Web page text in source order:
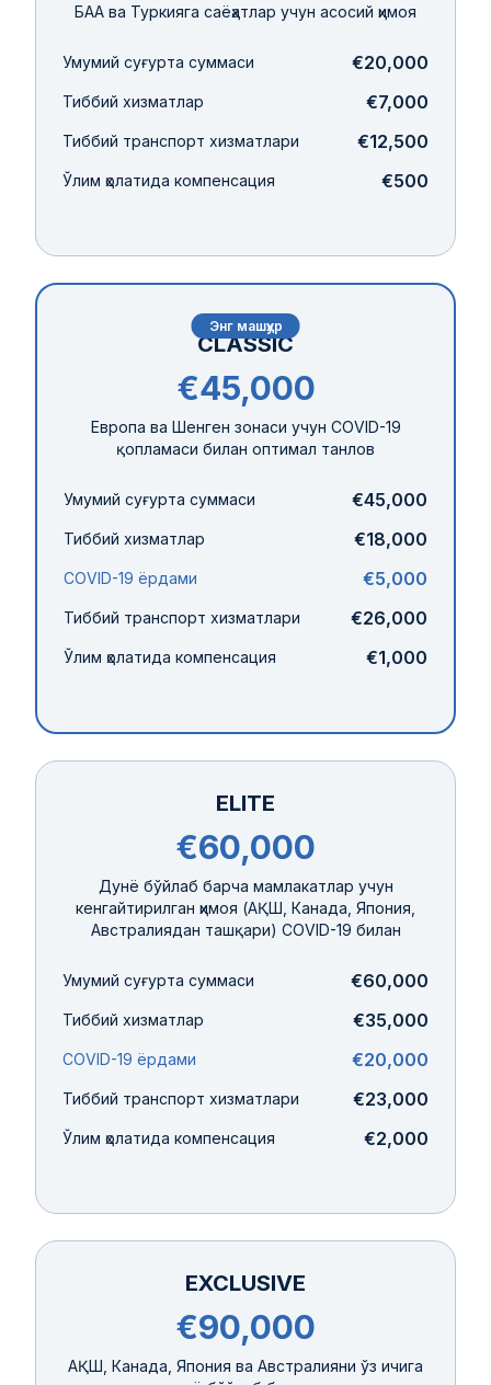
БАА ва Туркияга саёҳатлар учун асосий ҳимоя
Умумий суғурта суммаси €20,000
Тиббий хизматлар €7,000
Тиббий транспорт хизматлари €12,500
Ўлим ҳолатида компенсация €500
Энг машҳур
CLASSIC
€45,000
Европа ва Шенген зонаси учун COVID-19
қопламаси билан оптимал танлов
Умумий суғурта суммаси €45,000
Тиббий хизматлар €18,000
COVID-19 ёрдами €5,000
Тиббий транспорт хизматлари €26,000
Ўлим ҳолатида компенсация €1,000
ELITE
€60,000
Дунё бўйлаб барча мамлакатлар учун
кенгайтирилган ҳимоя (АҚШ, Канада, Япония,
Австралиядан ташқари) COVID-19 билан
Умумий суғурта суммаси €60,000
Тиббий хизматлар €35,000
COVID-19 ёрдами €20,000
Тиббий транспорт хизматлари €23,000
Ўлим ҳолатида компенсация €2,000
EXCLUSIVE
€90,000
АҚШ, Канада, Япония ва Австралияни ўз ичига